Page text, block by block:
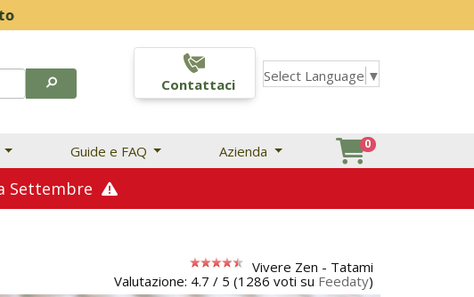
Contattaci
Select Language ▼
Guide e FAQ Azienda 0
Settembre
Vivere Zen - Tatami
Valutazione: 4.7 / 5 (1286 voti su Feedaty)